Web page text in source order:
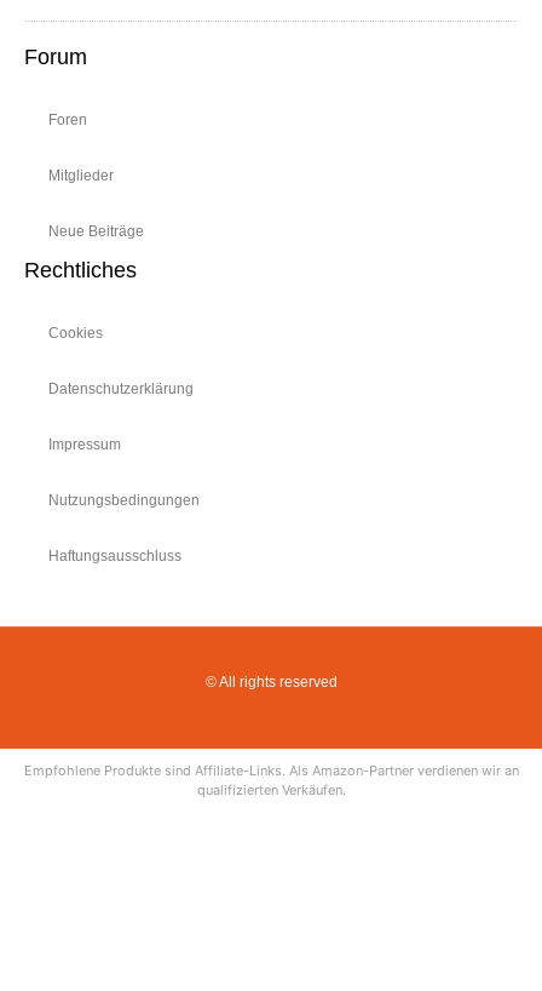
Forum
Foren
Mitglieder
Neue Beiträge
Rechtliches
Cookies
Datenschutzerklärung
Impressum
Nutzungsbedingungen
Haftungsausschluss
© All rights reserved
Empfohlene Produkte sind Affiliate-Links. Als Amazon-Partner verdienen wir an
qualifizierten Verkäufen.